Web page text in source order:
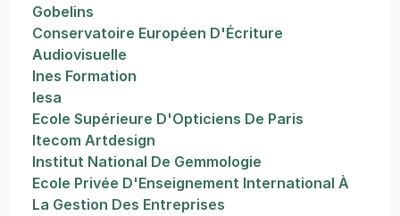
Gobelins
Conservatoire Européen D'Écriture
Audiovisuelle
Ines Formation
Iesa
Ecole Supérieure D'Opticiens De Paris
Itecom Artdesign
Institut National De Gemmologie
Ecole Privée D'Enseignement International À
La Gestion Des Entreprises